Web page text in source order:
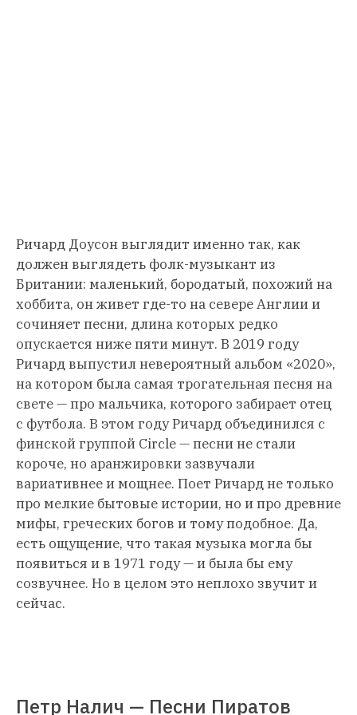
Ричард Доусон выглядит именно так, как
должен выглядеть фолк-музыкант из
Британии: маленький, бородатый, похожий на
хоббита, он живет где-то на севере Англии и
сочиняет песни, длина которых редко
опускается ниже пяти минут. В 2019 году
Ричард выпустил невероятный альбом «2020»,
на котором была самая трогательная песня на
свете — про мальчика, которого забирает отец
с футбола. В этом году Ричард объединился с
финской группой Circle — песни не стали
короче, но аранжировки зазвучали
вариативнее и мощнее. Поет Ричард не только
про мелкие бытовые истории, но и про древние
мифы, греческих богов и тому подобное. Да,
есть ощущение, что такая музыка могла бы
появиться и в 1971 году — и была бы ему
созвучнее. Но в целом это неплохо звучит и
сейчас.
Петр Налич — Песни Пиратов